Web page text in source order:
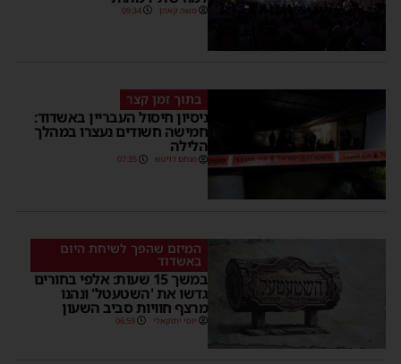
משה קאהן 09:34
בתוך זמן קצר
ניסיון חיסול העבריין באשדוד:
חמישה חשודים נעצרו במהלך
הלילה
מנחם דויטש 07:35
המיזם שהפך לשיחת היום
באשדוד
במשך 15 שעות: אלפי בחורים
גדשו את 'השטעטל' ונהנו
מרצף חוויות סביב השעון
יוסי יחזקאלי 06:59